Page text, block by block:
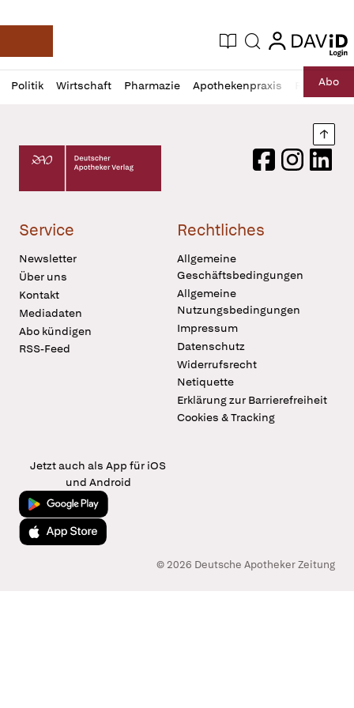
Deutsche Apotheker Zeitung
Aktuelle Ausgabe
Suche login
login
Politik Wirtschaft Pharmazie Apothekenpraxis RechtAbo
Profil
öffnen
Daz
Pur
Deutscher Apotheker Verlag Logo
FacebookInstagram
Service
Newsletter
Über uns
Kontakt
Mediadaten
Abo kündigen
RSS-Feed
Rechtliches
Allgemeine
Geschäftsbedingungen
Allgemeine
Nutzungsbedingungen
Impressum
Datenschutz
Widerrufsrecht
Netiquette
Erklärung zur Barrierefreiheit
Cookies & Tracking
Jetzt auch als App für iOS
und Android
Jetzt bei Google Play
Laden im App Store
© 2026 Deutsche Apotheker Zeitung